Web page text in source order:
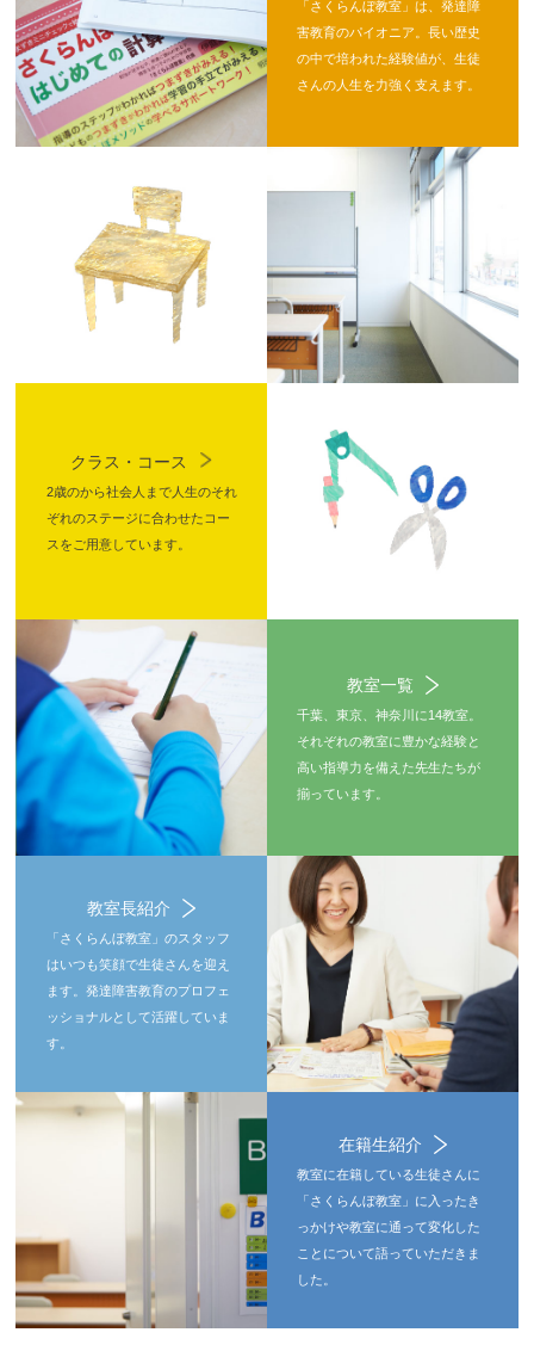
「さくらんぼ教室」は、発達障
害教育のパイオニア。長い歴史
の中で培われた経験値が、生徒
さんの人生を力強く支えます。
クラス・コース
2歳のから社会人まで人生のそれ
ぞれのステージに合わせたコー
スをご用意しています。
教室一覧
千葉、東京、神奈川に14教室。
それぞれの教室に豊かな経験と
高い指導力を備えた先生たちが
揃っています。
教室長紹介
「さくらんぼ教室」のスタッフ
はいつも笑顔で生徒さんを迎え
ます。発達障害教育のプロフェ
ッショナルとして活躍していま
す。
在籍生紹介
教室に在籍している生徒さんに
「さくらんぼ教室」に入ったき
っかけや教室に通って変化した
ことについて語っていただきま
した。